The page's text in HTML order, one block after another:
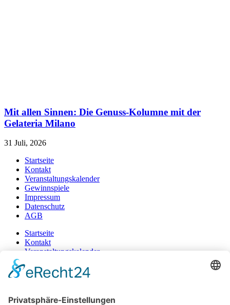
Mit allen Sinnen: Die Genuss-Kolumne mit der
Gelateria Milano
31 Juli, 2026
Startseite
Kontakt
Veranstaltungskalender
Gewinnspiele
Impressum
Datenschutz
AGB
Startseite
Kontakt
Veranstaltungskalender
Impressum
Datenschutz